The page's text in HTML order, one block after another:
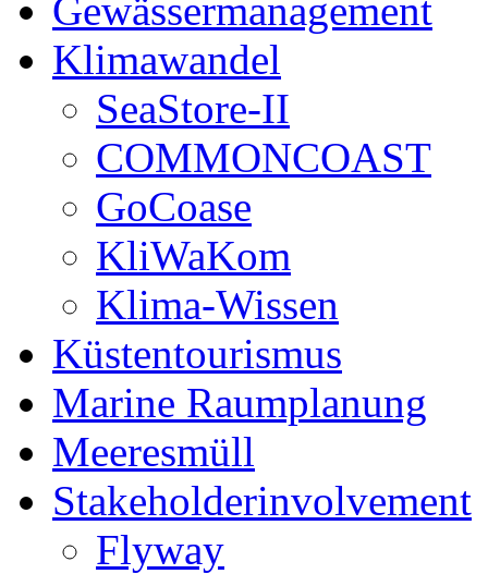
Gewässermanagement
Klimawandel
SeaStore-II
COMMONCOAST
GoCoase
KliWaKom
Klima-Wissen
Küstentourismus
Marine Raumplanung
Meeresmüll
Stakeholderinvolvement
Flyway